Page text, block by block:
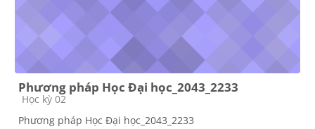
Phương pháp Học Đại học_2043_2233
Course category
Học kỳ 02
Phương pháp Học Đại học_2043_2233